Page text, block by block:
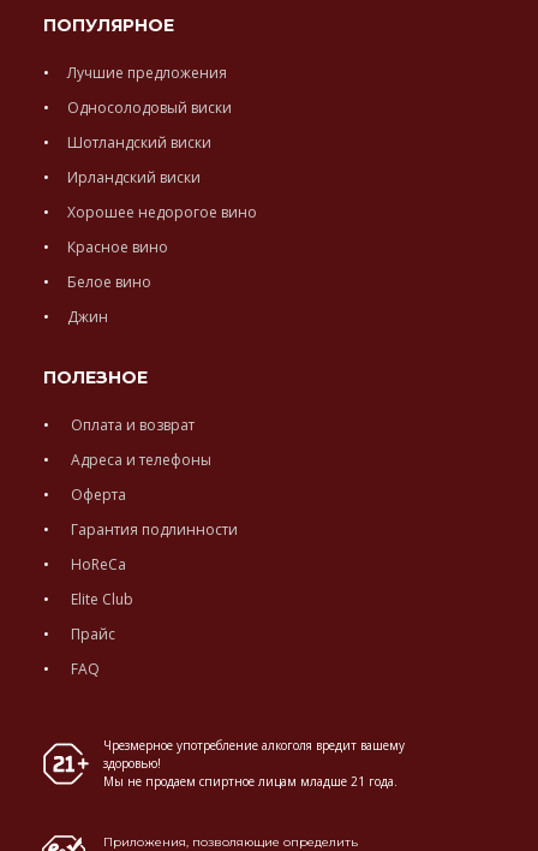
ПОПУЛЯРНОЕ
Лучшие предложения
Односолодовый виски
Шотландский виски
Ирландский виски
Хорошее недорогое вино
Красное вино
Белое вино
Джин
ПОЛЕЗНОЕ
Оплата и возврат
Адреса и телефоны
Оферта
Гарантия подлинности
HoReCa
Elite Club
Прайс
FAQ
Чрезмерное употребление алкоголя вредит вашему
здоровью!
Мы не продаем спиртное лицам младше 21 года.
Приложения, позволяющие определить